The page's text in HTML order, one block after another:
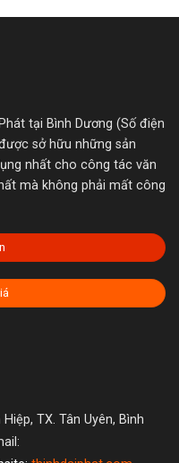
tại Bình Dương (Số điện
sở hữu những sản
nhất cho công tác văn
mà không phải mất công
TX. Tân Uyên, Bình